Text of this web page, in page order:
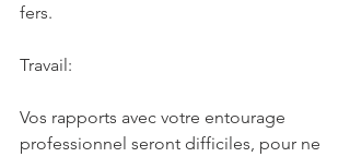
fers.
Travail:
Vos rapports avec votre entourage
professionnel seront difficiles, pour ne